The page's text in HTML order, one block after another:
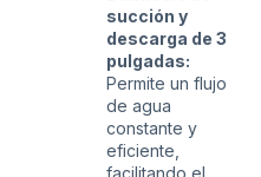
succión y
descarga de 3
pulgadas:
Permite un flujo
de agua
constante y
eficiente,
facilitando el